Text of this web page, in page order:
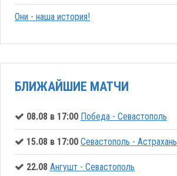
Они - наша история!
БЛИЖАЙШИЕ МАТЧИ
08.08 в 17:00 Победа - Севастополь
15.08 в 17:00 Севастополь - Астрахань
22.08 Ангушт - Севастополь